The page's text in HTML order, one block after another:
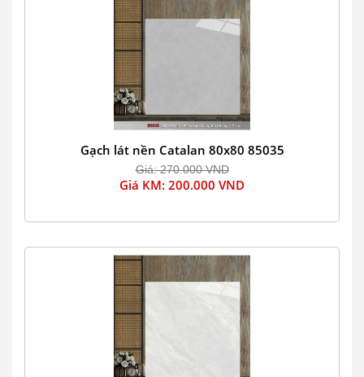
Gạch lát nền Catalan 80x80 85035
Giá: 270.000 VND
Giá KM: 200.000 VND